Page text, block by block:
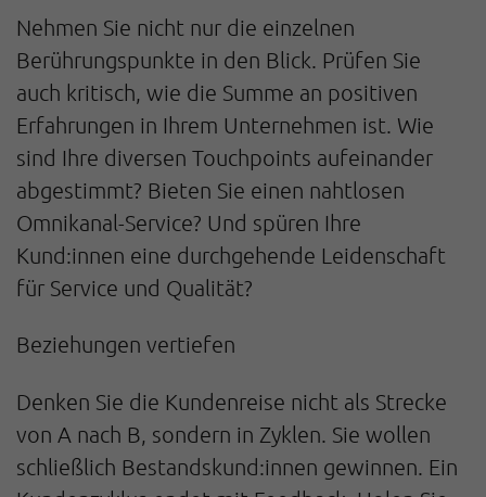
Nehmen Sie nicht nur die einzelnen
Berührungspunkte in den Blick. Prüfen Sie
auch kritisch, wie die Summe an positiven
Erfahrungen in Ihrem Unternehmen ist. Wie
sind Ihre diversen Touchpoints aufeinander
abgestimmt? Bieten Sie einen nahtlosen
Omnikanal-Service? Und spüren Ihre
Kund:innen eine durchgehende Leidenschaft
für Service und Qualität?
Beziehungen vertiefen
Denken Sie die Kundenreise nicht als Strecke
von A nach B, sondern in Zyklen. Sie wollen
schließlich Bestandskund:innen gewinnen. Ein